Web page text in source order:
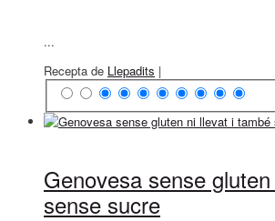
...
Recepta de Llepadits |
Genovesa sense
sense sucre